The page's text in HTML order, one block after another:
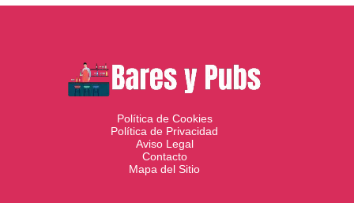
Política de Cookies
Política de Privacidad
Aviso Legal
Contacto
Mapa del Sitio